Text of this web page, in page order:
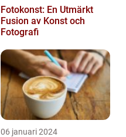
Fotokonst: En Utmärkt
Fusion av Konst och
Fotografi
06 januari 2024